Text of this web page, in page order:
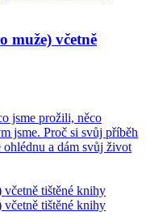
muže) včetně
jsme prožili, něco
jsme. Proč si svůj příběh
ohlédnu a dám svůj život